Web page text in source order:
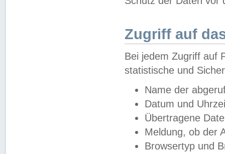
Zugriff auf
Bei jedem Zugriff auf
statistische und
Name der
Datum und
Übertragene
Meldung, ob der
Browsertyp und